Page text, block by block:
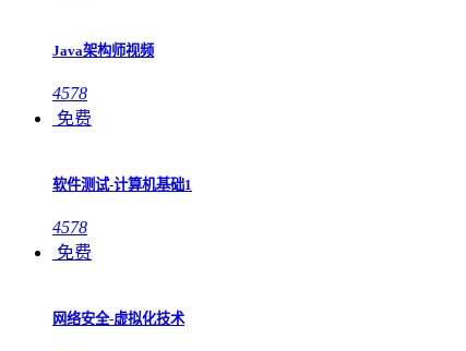
Java架构师视频
4578
免费
软件测试-计算机基础1
4578
免费
网络安全-虚拟化技术